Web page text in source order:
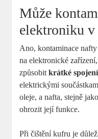
Může
elektroniku
Ano, kontaminace
na elektronické
způsobitkrátké spojení
elektrickými
oleje, a nafta, stejně
ohrozit její funkce.
Při čištění kufru je